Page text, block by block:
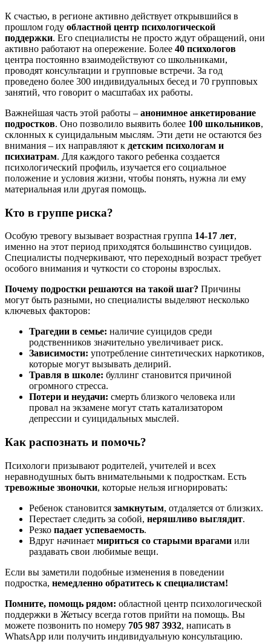
К счастью, в регионе активно действует открывшийся в
прошлом году областной центр психологической
поддержки. Его специалисты не просто ждут обращений, они
активно работают на опережение. Более 40 психологов
центра постоянно взаимодействуют со школьниками,
проводят консультации и групповые встречи. За год
проведено более 300 индивидуальных бесед и 70 групповых
занятий, что говорит о масштабах их работы.
Важнейшая часть этой работы – анонимное анкетирование
подростков. Оно позволило выявить более 100 школьников,
склонных к суицидальным мыслям. Эти дети не остаются без
внимания – их направляют к детским психологам и
психиатрам. Для каждого такого ребенка создается
психологический профиль, изучается его социальное
положение и условия жизни, чтобы понять, нужна ли ему
материальная или другая помощь.
Кто в группе риска?
Особую тревогу вызывает возрастная группа 14-17 лет,
именно на этот период приходятся большинство суицидов.
Специалисты подчеркивают, что переходный возраст требует
особого внимания и чуткости со стороны взрослых.
Почему подростки решаются на такой шаг? Причины
могут быть разными, но специалисты выделяют несколько
ключевых факторов:
Трагедии в семье: наличие суицидов среди
родственников значительно увеличивает риск.
Зависимости: употребление синтетических наркотиков,
которые могут вызывать делирий.
Травля в школе: буллинг становится причиной
огромного стресса.
Потери и неудачи: смерть близкого человека или
провал на экзамене могут стать катализатором
депрессии и суицидальных мыслей.
Как распознать и помочь?
Психологи призывают родителей, учителей и всех
неравнодушных быть внимательными к подросткам. Есть
тревожные звоночки, которые нельзя игнорировать:
Ребенок становится замкнутым, отдаляется от близких.
Перестает следить за собой, неряшливо выглядит.
Резко падает успеваемость.
Вдруг начинает мириться со старыми врагами или
раздавать свои любимые вещи.
Если вы заметили подобные изменения в поведении
подростка, немедленно обратитесь к специалистам!
Помните, помощь рядом: областной центр психологической
поддержки в Жетысу всегда готов прийти на помощь. Вы
можете позвонить по номеру 705 987 3932, написать в
WhatsApp или получить индивидуальную консультацию.